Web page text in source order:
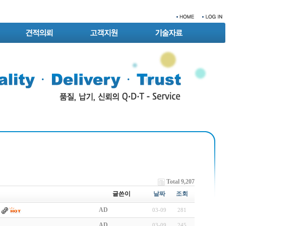
Total 9,207
글쓴이 날짜 조회
AD 03-09 281